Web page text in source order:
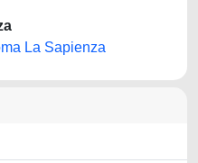
La Sapienza